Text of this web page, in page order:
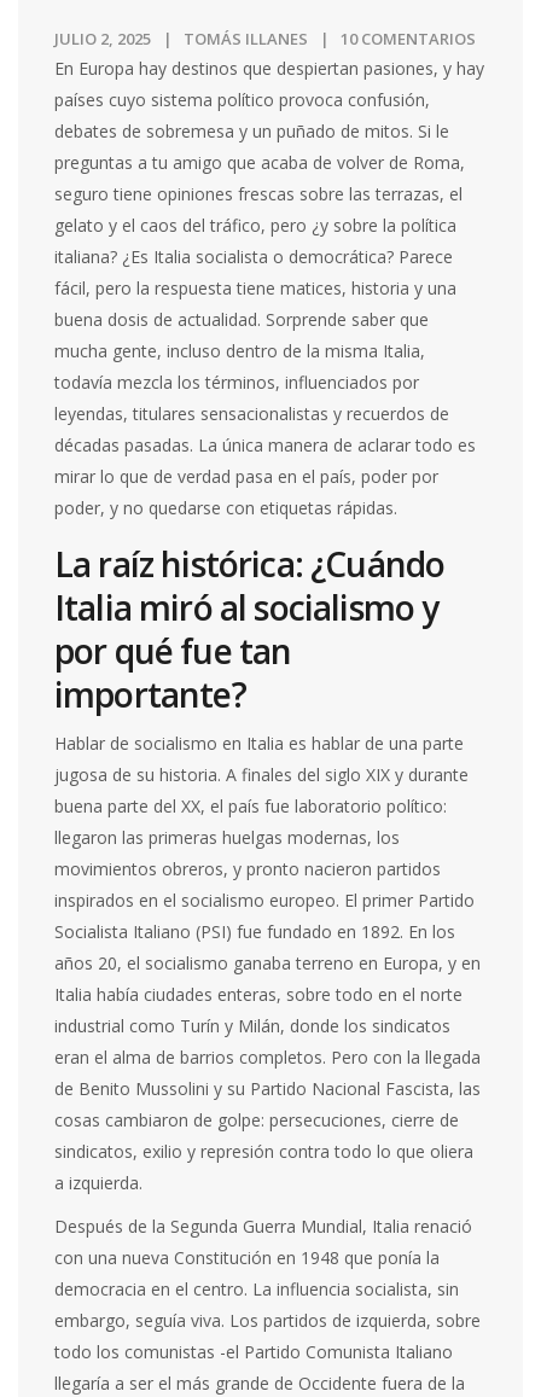
JULIO 2, 2025 TOMÁS ILLANES 10 COMENTARIOS
En Europa hay destinos que despiertan pasiones, y hay
países cuyo sistema político provoca confusión,
debates de sobremesa y un puñado de mitos. Si le
preguntas a tu amigo que acaba de volver de Roma,
seguro tiene opiniones frescas sobre las terrazas, el
gelato y el caos del tráfico, pero ¿y sobre la política
italiana? ¿Es Italia socialista o democrática? Parece
fácil, pero la respuesta tiene matices, historia y una
buena dosis de actualidad. Sorprende saber que
mucha gente, incluso dentro de la misma Italia,
todavía mezcla los términos, influenciados por
leyendas, titulares sensacionalistas y recuerdos de
décadas pasadas. La única manera de aclarar todo es
mirar lo que de verdad pasa en el país, poder por
poder, y no quedarse con etiquetas rápidas.
La raíz histórica: ¿Cuándo
Italia miró al socialismo y
por qué fue tan
importante?
Hablar de socialismo en Italia es hablar de una parte
jugosa de su historia. A finales del siglo XIX y durante
buena parte del XX, el país fue laboratorio político:
llegaron las primeras huelgas modernas, los
movimientos obreros, y pronto nacieron partidos
inspirados en el socialismo europeo. El primer Partido
Socialista Italiano (PSI) fue fundado en 1892. En los
años 20, el socialismo ganaba terreno en Europa, y en
Italia había ciudades enteras, sobre todo en el norte
industrial como Turín y Milán, donde los sindicatos
eran el alma de barrios completos. Pero con la llegada
de Benito Mussolini y su Partido Nacional Fascista, las
cosas cambiaron de golpe: persecuciones, cierre de
sindicatos, exilio y represión contra todo lo que oliera
a izquierda.
Después de la Segunda Guerra Mundial, Italia renació
con una nueva Constitución en 1948 que ponía la
democracia en el centro. La influencia socialista, sin
embargo, seguía viva. Los partidos de izquierda, sobre
todo los comunistas -el Partido Comunista Italiano
llegaría a ser el más grande de Occidente fuera de la